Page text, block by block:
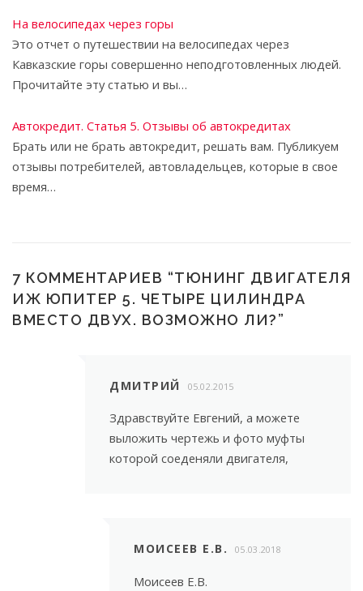
На велосипедах через горы
Это отчет о путешествии на велосипедах через
Кавказские горы совершенно неподготовленных людей.
Прочитайте эту статью и вы…
Автокредит. Статья 5. Отзывы об автокредитах
Брать или не брать автокредит, решать вам. Публикуем
отзывы потребителей, автовладельцев, которые в свое
время…
7 КОММЕНТАРИЕВ “ТЮНИНГ ДВИГАТЕЛЯ
ИЖ ЮПИТЕР 5. ЧЕТЫРЕ ЦИЛИНДРА
ВМЕСТО ДВУХ. ВОЗМОЖНО ЛИ?”
ДМИТРИЙ 05.02.2015
Здравствуйте Евгений, а можете
выложить чертежь и фото муфты
которой соеденяли двигателя,
МОИСЕЕВ Е.В. 05.03.2018
Моисеев Е.В.